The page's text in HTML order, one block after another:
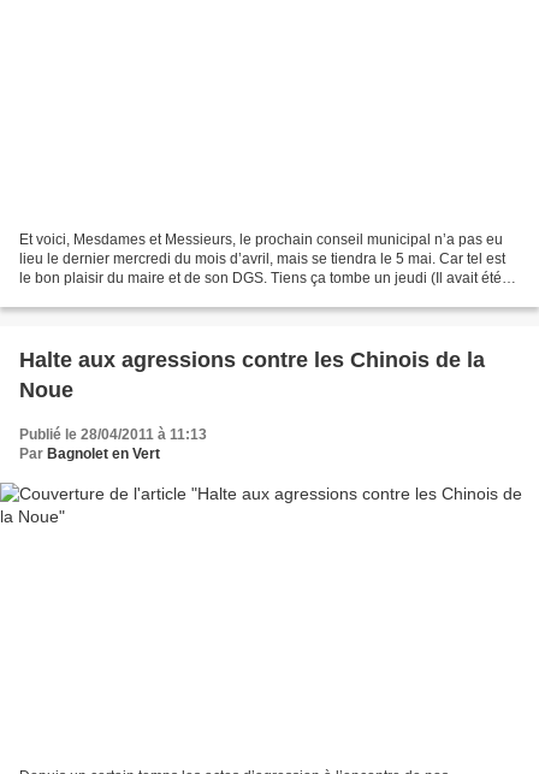
Et voici, Mesdames et Messieurs, le prochain conseil municipal n’a pas eu
lieu le dernier mercredi du mois d’avril, mais se tiendra le 5 mai. Car tel est
le bon plaisir du maire et de son DGS. Tiens ça tombe un jeudi (Il avait été
Halte aux agressions contre les Chinois de la
Noue
Publié le 28/04/2011 à 11:13
Par Bagnolet en Vert